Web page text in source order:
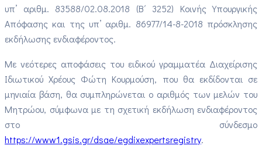
υπ’ αριθμ. 83588/02.08.2018 (Β΄ 3252) Κοινής Υπουργικής
Απόφασης και της υπ’ αριθμ. 86977/14-8-2018 πρόσκλησης
εκδήλωσης ενδιαφέροντος.
Με νεότερες αποφάσεις του ειδικού γραμματέα Διαχείρισης
Ιδιωτικού Χρέους Φώτη Κουρμούση, που θα εκδίδονται σε
μηνιαία βάση, θα συμπληρώνεται ο αριθμός των μελών του
Μητρώου, σύμφωνα με τη σχετική εκδήλωση ενδιαφέροντος
στο σύνδεσμο
https://www1.gsis.gr/dsae/egdixexpertsregistry.